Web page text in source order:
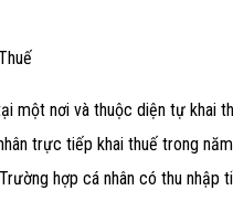
một nơi và thuộc diện tự khai
trực tiếp khai thuế trong
hợp cá nhân có thu nhập